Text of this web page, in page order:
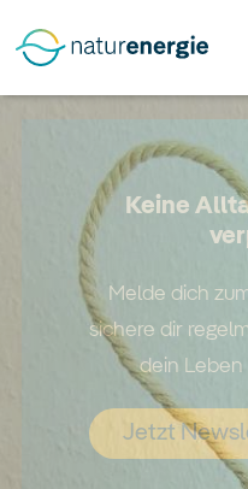
Keine
Melde dich
sichere dir
dein Leben
Jetzt